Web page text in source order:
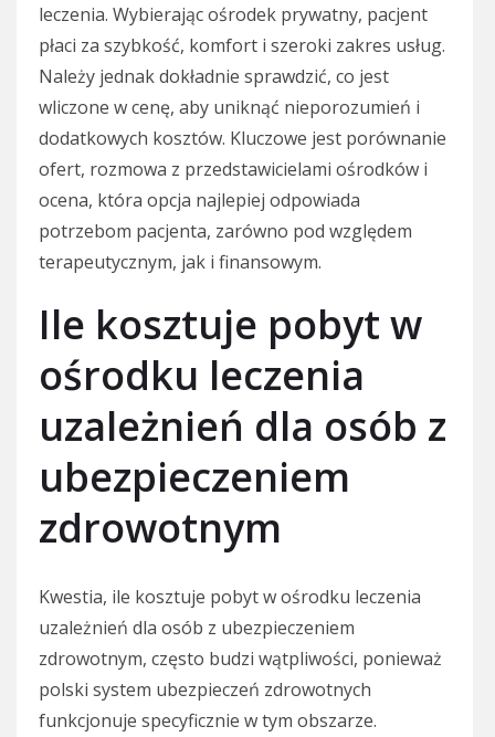
leczenia. Wybierając ośrodek prywatny, pacjent
płaci za szybkość, komfort i szeroki zakres usług.
Należy jednak dokładnie sprawdzić, co jest
wliczone w cenę, aby uniknąć nieporozumień i
dodatkowych kosztów. Kluczowe jest porównanie
ofert, rozmowa z przedstawicielami ośrodków i
ocena, która opcja najlepiej odpowiada
potrzebom pacjenta, zarówno pod względem
terapeutycznym, jak i finansowym.
Ile kosztuje pobyt w
ośrodku leczenia
uzależnień dla osób z
ubezpieczeniem
zdrowotnym
Kwestia, ile kosztuje pobyt w ośrodku leczenia
uzależnień dla osób z ubezpieczeniem
zdrowotnym, często budzi wątpliwości, ponieważ
polski system ubezpieczeń zdrowotnych
funkcjonuje specyficznie w tym obszarze.